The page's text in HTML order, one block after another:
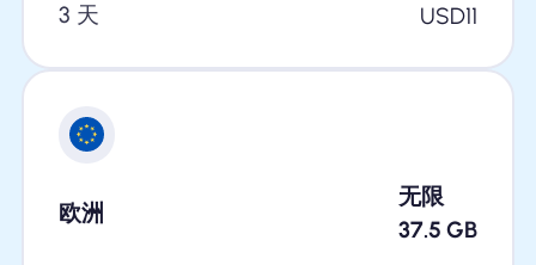
3 天
USD11
欧洲
无限
37.5 GB